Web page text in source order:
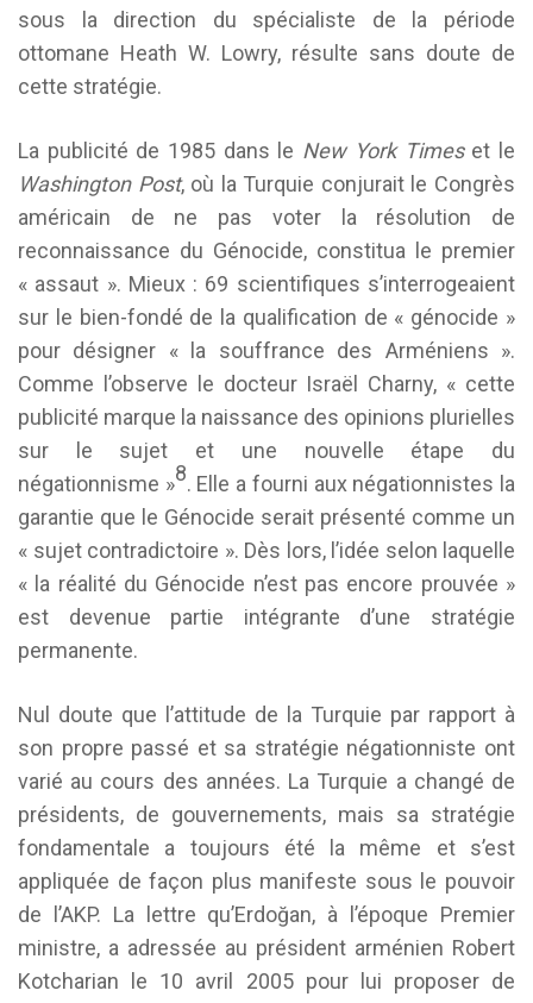
sous la direction du spécialiste de la période
ottomane Heath W. Lowry, résulte sans doute de
cette stratégie.
La publicité de 1985 dans le New York Times et le
Washington Post, où la Turquie conjurait le Congrès
américain de ne pas voter la résolution de
reconnaissance du Génocide, constitua le premier
« assaut ». Mieux : 69 scientifiques s’interrogeaient
sur le bien-fondé de la qualification de « génocide »
pour désigner « la souffrance des Arméniens ».
Comme l’observe le docteur Israël Charny, « cette
publicité marque la naissance des opinions plurielles
sur le sujet et une nouvelle étape du
négationnisme »8. Elle a fourni aux négationnistes la
garantie que le Génocide serait présenté comme un
« sujet contradictoire ». Dès lors, l’idée selon laquelle
« la réalité du Génocide n’est pas encore prouvée »
est devenue partie intégrante d’une stratégie
permanente.
Nul doute que l’attitude de la Turquie par rapport à
son propre passé et sa stratégie négationniste ont
varié au cours des années. La Turquie a changé de
présidents, de gouvernements, mais sa stratégie
fondamentale a toujours été la même et s’est
appliquée de façon plus manifeste sous le pouvoir
de l’AKP. La lettre qu’Erdoğan, à l’époque Premier
ministre, a adressée au président arménien Robert
Kotcharian le 10 avril 2005 pour lui proposer de